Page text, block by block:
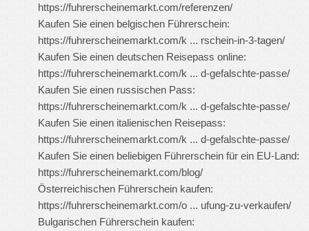
https://fuhrerscheinemarkt.com/referenzen/
Kaufen Sie einen belgischen Führerschein:
https://fuhrerscheinemarkt.com/k ... rschein-in-3-tagen/
Kaufen Sie einen deutschen Reisepass online:
https://fuhrerscheinemarkt.com/k ... d-gefalschte-passe/
Kaufen Sie einen russischen Pass:
https://fuhrerscheinemarkt.com/k ... d-gefalschte-passe/
Kaufen Sie einen italienischen Reisepass:
https://fuhrerscheinemarkt.com/k ... d-gefalschte-passe/
Kaufen Sie einen beliebigen Führerschein für ein EU-Land:
https://fuhrerscheinemarkt.com/blog/
Österreichischen Führerschein kaufen:
https://fuhrerscheinemarkt.com/o ... ufung-zu-verkaufen/
Bulgarischen Führerschein kaufen: